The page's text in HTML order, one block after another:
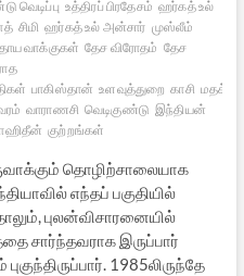
வெடிப்பு உத்திரப் பிரதேசம் ஹர்கத் உல்
சிமி ஹர்கத் உல் அன்சார் முஸ்லீம்
வாக்குகள் தேச விரோதம் தேச
பாகிஸ்தான் உளவுத்துறை காசி மதக்
வாராணசி வெடிகுண்டு இந்தியன்
குற்றங்கள்
தொழிற்சாலையாக
எந்தப் பகுதியில்
புலன்விசாரனையில்
சார்ந்தவராக இருப்பார்
1985லிருந்தே